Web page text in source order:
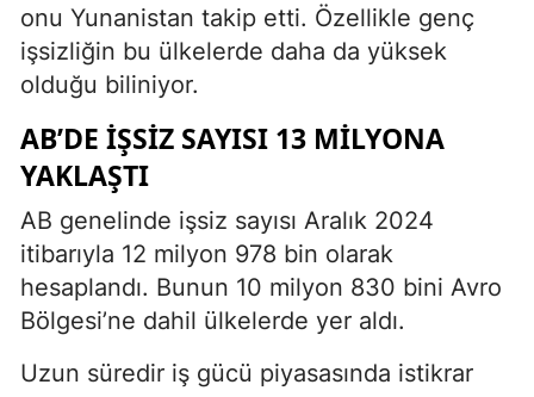
onu Yunanistan takip etti. Özellikle genç
işsizliğin bu ülkelerde daha da yüksek
olduğu biliniyor.
AB’DE İŞSIZ SAYISI 13 MILYONA
YAKLAŞTI
AB genelinde işsiz sayısı Aralık 2024
itibarıyla 12 milyon 978 bin olarak
hesaplandı. Bunun 10 milyon 830 bini Avro
Bölgesi’ne dahil ülkelerde yer aldı.
Uzun süredir iş gücü piyasasında istikrar